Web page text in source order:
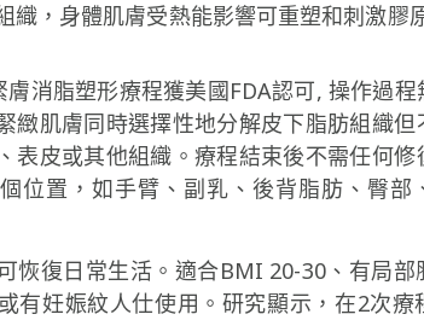
織，身體肌膚受熱能影響可重塑和刺激膠
消脂塑形療程獲美國FDA認可, 操作過程
緻肌膚同時選擇性地分解皮下脂肪組織但
表皮或其他組織。療程結束後不需任何修
位置，如手臂、副乳、後背脂肪、臀部
恢復日常生活。適合BMI 20-30、有局部
有妊娠紋人仕使用。研究顯示，在2次療